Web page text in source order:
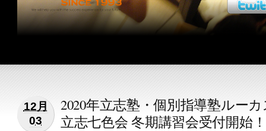
12月
03
2020年立志塾・個別指導塾ルー
立志七色会 冬期講習会受付開始！